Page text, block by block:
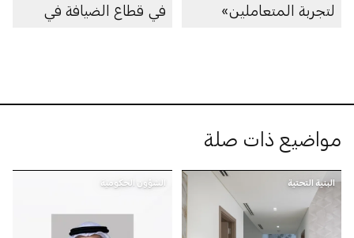
لتجربة المتعاملين»
في قطاع الضيافة في
مواضيع ذات صلة
البنية التحتية الشؤون الحكومية